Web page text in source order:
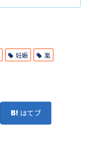
妊娠
嵐
はてブ